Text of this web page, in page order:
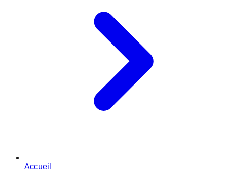
Accueil